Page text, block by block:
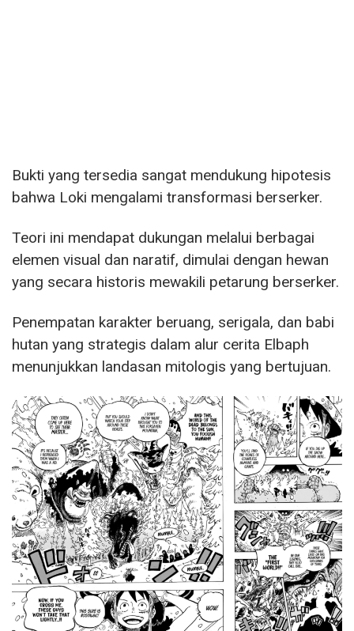
Bukti yang tersedia sangat mendukung hipotesis
bahwa Loki mengalami transformasi berserker.
Teori ini mendapat dukungan melalui berbagai
elemen visual dan naratif, dimulai dengan hewan
yang secara historis mewakili petarung berserker.
Penempatan karakter beruang, serigala, dan babi
hutan yang strategis dalam alur cerita Elbaph
menunjukkan landasan mitologis yang bertujuan.